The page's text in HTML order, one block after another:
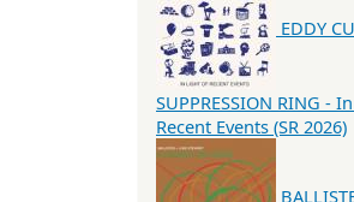
EDDY
SUPPRESSION RING -
Recent Events (SR 2026)